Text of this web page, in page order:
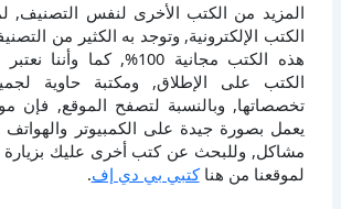
المزيد من الكتب الأخرى لنفس التصنيف,
الكتب الإلكترونية, وتوجد به الكثير من
هذه الكتب مجانية 100%, كما
الكتب على الإطلاق, ومكتبة حاوية
يعمل بصورة جيدة على الكمبيوتر والهواتف
مشاكل, وللبحث عن كتب أخرى عليك بزيارة
لموقعنا من هناكتبي بي دي إف.